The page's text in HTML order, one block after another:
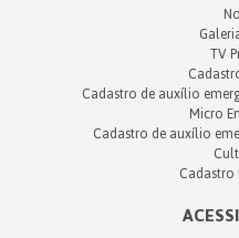
TV
Cadastro de auxílio
Micro
Cadastro de auxílio